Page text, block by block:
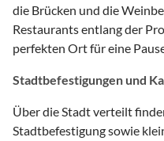
die Brücken und die
Restaurants entlang der
perfekten Ort für eine
Stadtbefestigungen und
Über die Stadt verteilt
Stadtbefestigung sowie